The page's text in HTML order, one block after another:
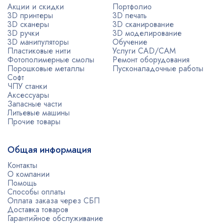
Акции и скидки
3D принтеры
3D сканеры
3D ручки
3D манипуляторы
Пластиковые нити
Фотополимерные смолы
Порошковые металлы
Софт
ЧПУ станки
Аксессуары
Запасные части
Литьевые машины
Прочие товары
Портфолио
3D печать
3D сканирование
3D моделирование
Обучение
Услуги CAD/CAM
Ремонт оборудования
Пусконаладочные работы
Общая информация
Контакты
О компании
Помощь
Способы оплаты
Оплата заказа через СБП
Доставка товаров
Гарантийное обслуживание